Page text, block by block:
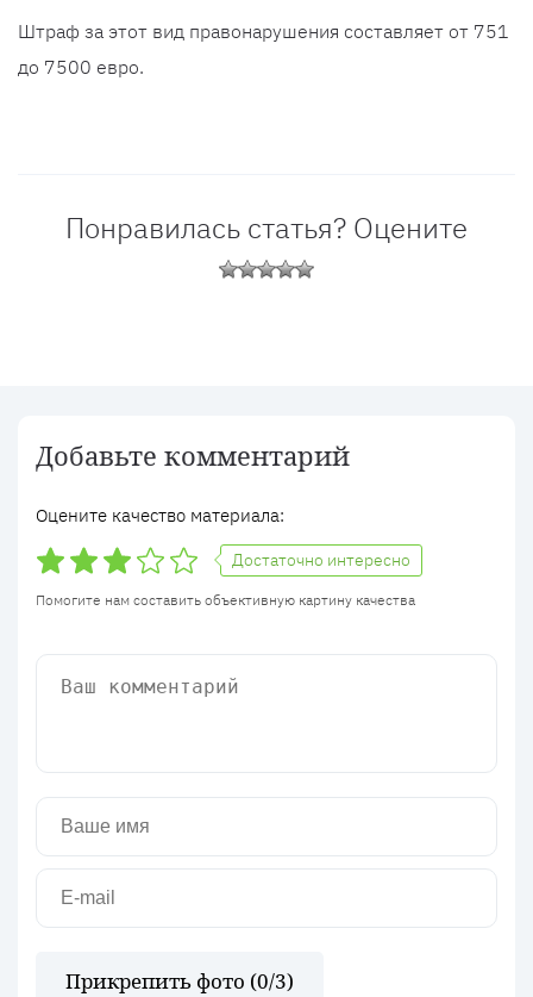
Штраф за этот вид правонарушения составляет от 751
до 7500 евро.
Понравилась статья? Оцените
Добавьте комментарий
Оцените качество материала:
Достаточно интересно
Помогите нам составить объективную картину качества
Прикрепить фото (0/3)